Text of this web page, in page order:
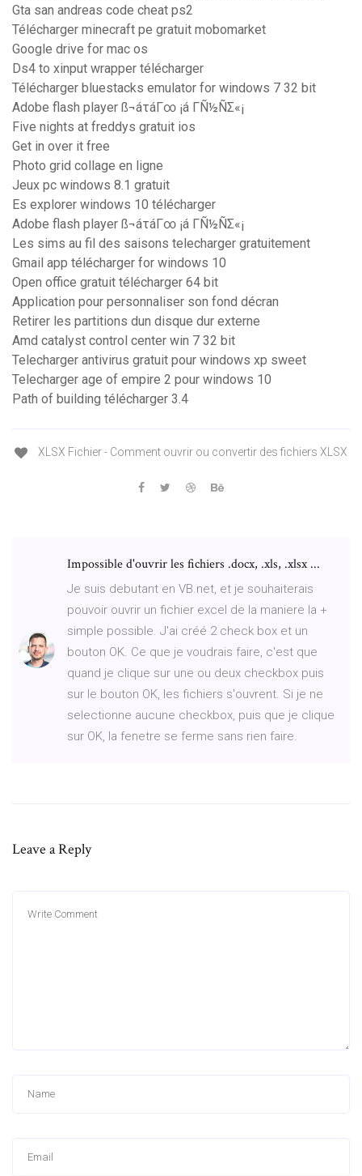
Gta san andreas code cheat ps2
Télécharger minecraft pe gratuit mobomarket
Google drive for mac os
Ds4 to xinput wrapper télécharger
Télécharger bluestacks emulator for windows 7 32 bit
Adobe flash player ß¬áτáΓ∞ ¡á ΓÑ½ÑΣ«¡
Five nights at freddys gratuit ios
Get in over it free
Photo grid collage en ligne
Jeux pc windows 8.1 gratuit
Es explorer windows 10 télécharger
Adobe flash player ß¬áτáΓ∞ ¡á ΓÑ½ÑΣ«¡
Les sims au fil des saisons telecharger gratuitement
Gmail app télécharger for windows 10
Open office gratuit télécharger 64 bit
Application pour personnaliser son fond décran
Retirer les partitions dun disque dur externe
Amd catalyst control center win 7 32 bit
Telecharger antivirus gratuit pour windows xp sweet
Telecharger age of empire 2 pour windows 10
Path of building télécharger 3.4
XLSX Fichier - Comment ouvrir ou convertir des fichiers XLSX
Impossible d'ouvrir les fichiers .docx, .xls, .xlsx ...
Je suis debutant en VB.net, et je souhaiterais
pouvoir ouvrir un fichier excel de la maniere la +
simple possible. J'ai créé 2 check box et un
bouton OK. Ce que je voudrais faire, c'est que
quand je clique sur une ou deux checkbox puis
sur le bouton OK, les fichiers s'ouvrent. Si je ne
selectionne aucune checkbox, puis que je clique
sur OK, la fenetre se ferme sans rien faire.
Leave a Reply